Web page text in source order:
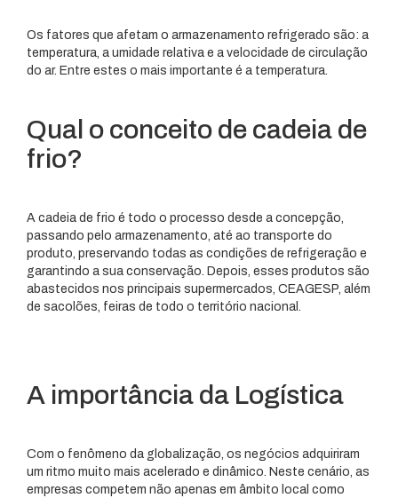
Os fatores que afetam o armazenamento refrigerado são: a
temperatura, a umidade relativa e a velocidade de circulação
do ar. Entre estes o mais importante é a temperatura.
Qual o conceito de cadeia de
frio?
A cadeia de frio é todo o processo desde a concepção,
passando pelo armazenamento, até ao transporte do
produto, preservando todas as condições de refrigeração e
garantindo a sua conservação. Depois, esses produtos são
abastecidos nos principais supermercados, CEAGESP, além
de sacolões, feiras de todo o território nacional.
A importância da Logística
Com o fenômeno da globalização, os negócios adquiriram
um ritmo muito mais acelerado e dinâmico. Neste cenário, as
empresas competem não apenas em âmbito local como